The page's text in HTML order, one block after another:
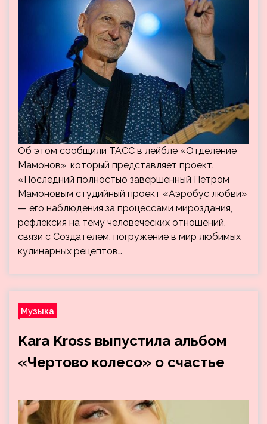
Об этом сообщили ТАСС в лейбле «Отделение
Мамонов», который представляет проект.
«Последний полностью завершенный Петром
Мамоновым студийный проект «Аэробус любви»
— его наблюдения за процессами мироздания,
рефлексия на тему человеческих отношений,
связи с Создателем, погружение в мир любимых
кулинарных рецептов…
Музыка
Kara Kross выпустила альбом
«Чертово колесо» о счастье